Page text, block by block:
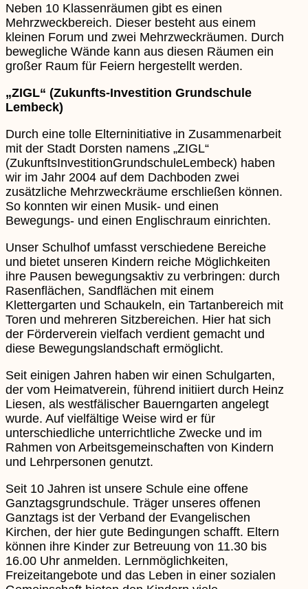
Neben 10 Klassenräumen gibt es einen
Mehrzweckbereich. Dieser besteht aus einem
kleinen Forum und zwei Mehrzweckräumen. Durch
bewegliche Wände kann aus diesen Räumen ein
großer Raum für Feiern hergestellt werden.
„ZIGL“ (Zukunfts-Investition Grundschule
Lembeck)
Durch eine tolle Elterninitiative in Zusammenarbeit
mit der Stadt Dorsten namens „ZIGL“
(ZukunftsInvestitionGrundschuleLembeck) haben
wir im Jahr 2004 auf dem Dachboden zwei
zusätzliche Mehrzweckräume erschließen können.
So konnten wir einen Musik- und einen
Bewegungs- und einen Englischraum einrichten.
Unser Schulhof umfasst verschiedene Bereiche
und bietet unseren Kindern reiche Möglichkeiten
ihre Pausen bewegungsaktiv zu verbringen: durch
Rasenflächen, Sandflächen mit einem
Klettergarten und Schaukeln, ein Tartanbereich mit
Toren und mehreren Sitzbereichen. Hier hat sich
der Förderverein vielfach verdient gemacht und
diese Bewegungslandschaft ermöglicht.
Seit einigen Jahren haben wir einen Schulgarten,
der vom Heimatverein, führend initiiert durch Heinz
Liesen, als westfälischer Bauerngarten angelegt
wurde. Auf vielfältige Weise wird er für
unterschiedliche unterrichtliche Zwecke und im
Rahmen von Arbeitsgemeinschaften von Kindern
und Lehrpersonen genutzt.
Seit 10 Jahren ist unsere Schule eine offene
Ganztagsgrundschule. Träger unseres offenen
Ganztags ist der Verband der Evangelischen
Kirchen, der hier gute Bedingungen schafft. Eltern
können ihre Kinder zur Betreuung von 11.30 bis
16.00 Uhr anmelden. Lernmöglichkeiten,
Freizeitangebote und das Leben in einer sozialen